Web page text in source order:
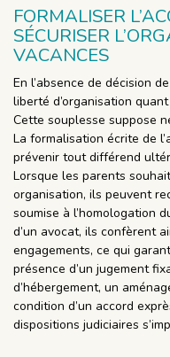
FORMALISER
SÉCURISER
VACANCES
En l’absence de décision
liberté d’organisation
Cette souplesse suppose
La formalisation écrite de
prévenir tout différend
Lorsque les parents
organisation, ils peuvent
soumise à l’homologation
d’un avocat, ils confèrent
engagements, ce qui
présence d’un jugement
d’hébergement, un
condition d’un accord
dispositions judiciaires